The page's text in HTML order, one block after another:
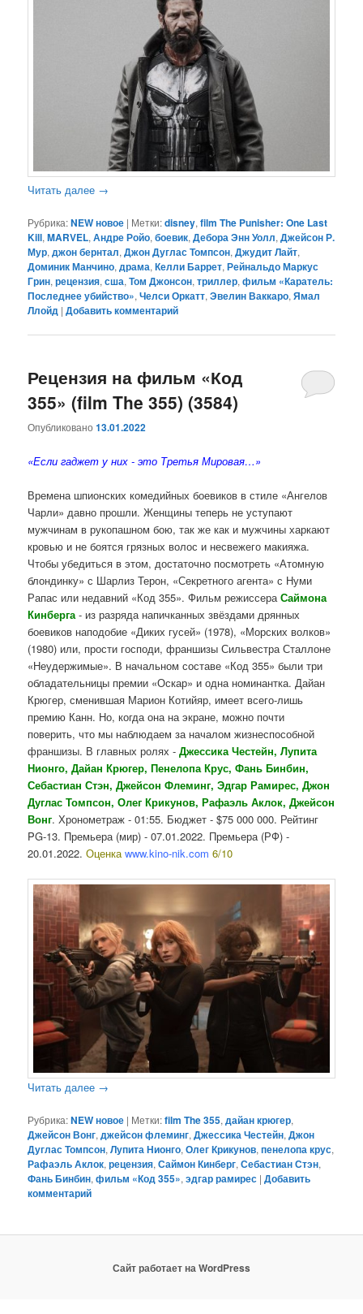
Читать далее →
Рубрика:NEW новое | Метки:disney,film The Punisher: One Last
Kill,MARVEL,Андре Ройо,боевик,Дебора Энн Уолл,Джейсон Р.
Мур,джон бернтал,Джон Дуглас Томпсон,Джудит Лайт,
Доминик Манчино,драма,Келли Баррет,Рейнальдо Маркус
Грин,рецензия,сша,Том Джонсон,триллер,фильм «Каратель:
Последнее убийство»,Челси Оркатт,Эвелин Ваккаро,Ямал
Ллойд |Добавить комментарий
Рецензия на фильм «Код
355» (film The 355) (3584)
Опубликовано13.01.2022
«Если гаджет у них - это Третья Мировая…»
Времена шпионских комедийных боевиков в стиле «Ангелов
Чарли» давно прошли. Женщины теперь не уступают
мужчинам в рукопашном бою, так же как и мужчины харкают
кровью и не боятся грязных волос и несвежего макияжа.
Чтобы убедиться в этом, достаточно посмотреть «Атомную
блондинку» с Шарлиз Терон, «Секретного агента» с Нуми
Рапас или недавний «Код 355». Фильм режиссераСаймона
Кинберга - из разряда напичканных звёздами дрянных
боевиков наподобие «Диких гусей» (1978), «Морских волков»
(1980) или, прости господи, франшизы Сильвестра Сталлоне
«Неудержимые». В начальном составе «Код 355» были три
обладательницы премии «Оскар» и одна номинантка. Дайан
Крюгер, сменившая Марион Котийяр, имеет всего-лишь
премию Канн. Но, когда она на экране, можно почти
поверить, что мы наблюдаем за началом жизнеспособной
франшизы. В главных ролях -Джессика Честейн, Лупита
Нионго, Дайан Крюгер, Пенелопа Крус, Фань Бинбин,
Себастиан Стэн, Джейсон Флеминг, Эдгар Рамирес, Джон
Дуглас Томпсон, Олег Крикунов, Рафаэль Аклок, Джейсон
Вонг. Хронометраж - 01:55. Бюджет - $75 000 000. Рейтинг
PG-13. Премьера (мир) - 07.01.2022. Премьера (РФ) -
20.01.2022.Оценкаwww.kino-nik.com 6/10
Читать далее →
Рубрика:NEW новое | Метки:film The 355,дайан крюгер,
Джейсон Вонг,джейсон флеминг,Джессика Честейн,Джон
Дуглас Томпсон,Лупита Нионго,Олег Крикунов,пенелопа крус,
Рафаэль Аклок,рецензия,Саймон Кинберг,Себастиан Стэн,
Фань Бинбин,фильм «Код 355»,эдгар рамирес |Добавить
комментарий
Сайт работает на WordPress